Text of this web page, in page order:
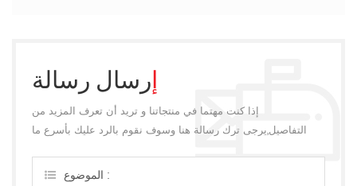
إرسال رسالة
إذا كنت مهتما في منتجاتنا و تريد أن تعرف المزيد من
التفاصيل,يرجى ترك رسالة هنا وسوف نقوم بالرد عليك بأسرع ما
الموضوع :